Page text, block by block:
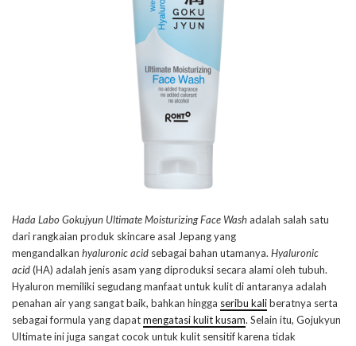
Hada Labo Gokujyun Ultimate Moisturizing Face Washadalah salah satu
dari rangkaian produk skincare asal Jepang yang
mengandalkan hyaluronic acid sebagai bahan utamanya. Hyaluronic
acid(HA) adalah jenis asam yang diproduksi secara alami oleh tubuh.
Hyaluron memiliki segudang manfaat untuk kulit di antaranya adalah
penahan air yang sangat baik, bahkan hingga seribu kaliberatnya serta
sebagai formula yang dapatmengatasi kulit kusam. Selain itu, Gojukyun
Ultimate ini juga sangat cocok untuk kulit sensitif karena tidak